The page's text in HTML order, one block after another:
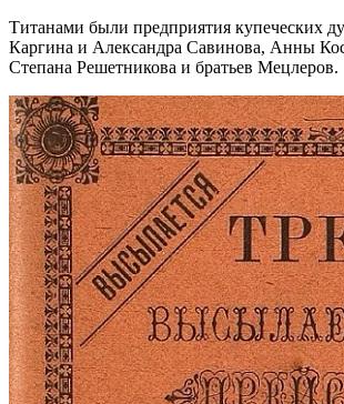
Титанами были предприятия купеческих
Каргина и Александра Савинова, Анны
Степана Решетникова и братьев Мецлеров.